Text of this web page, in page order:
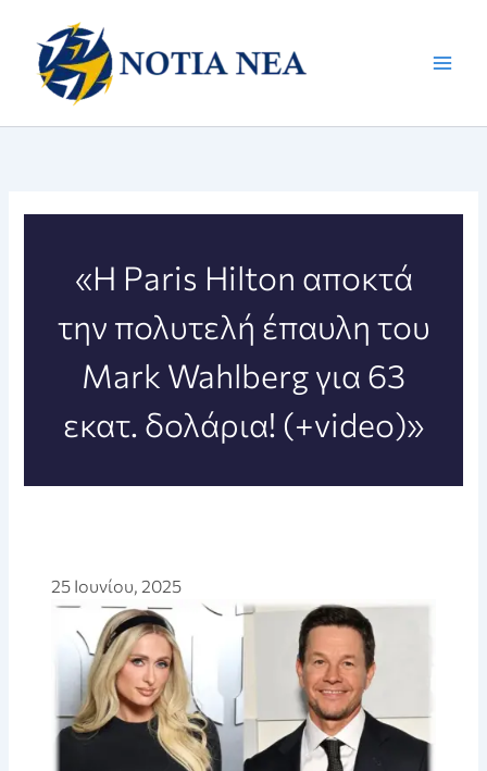
περιεχόμενο
«Η Paris Hilton αποκτά
την πολυτελή έπαυλη του
Mark Wahlberg για 63
εκατ. δολάρια! (+video)»
25 Ιουνίου, 2025